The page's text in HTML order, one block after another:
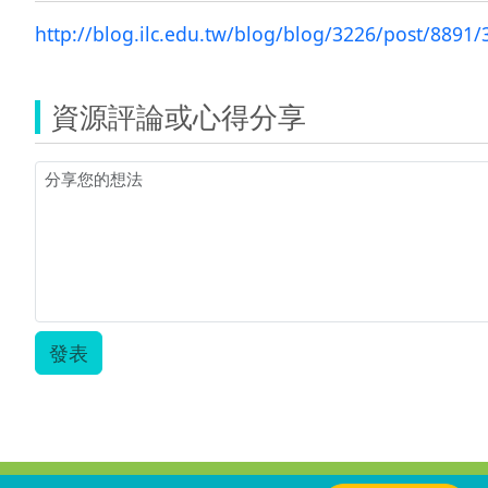
http://blog.ilc.edu.tw/blog/blog/3226/post/8891/
資源評論或心得分享
發表